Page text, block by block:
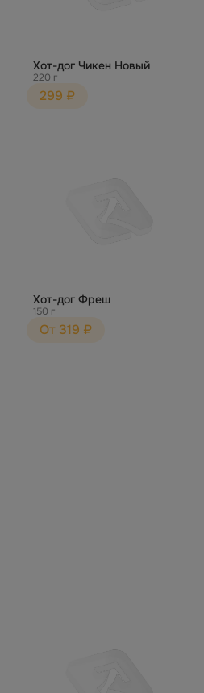
Хот-дог Чикен Новый
220 г
299 ₽
Хот-дог Фреш
150 г
От 319 ₽